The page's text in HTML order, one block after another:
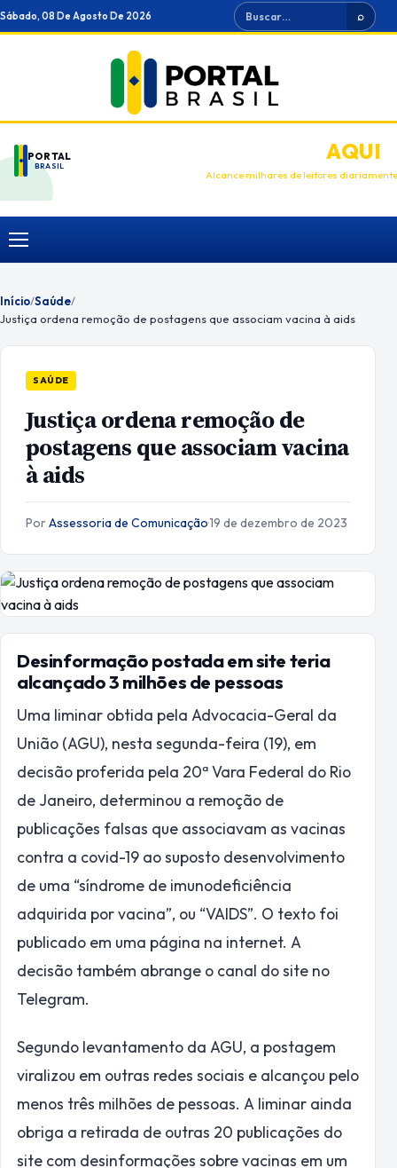
Ir
para
Sábado, 08 De Agosto De 2026 Buscar ⌕
PORTAL
BRASIL
ANUNCIEAQUI
Alcance milhares de leitores diariamente
Menu
Início/Saúde/
Justiça ordena remoção de postagens que associam vacina à aids
SAÚDE
Justiça ordena remoção de
postagens que associam vacina
à aids
PorAssessoria de Comunicação·19 de dezembro de 2023
Desinformação postada em site teria
alcançado 3 milhões de pessoas
Uma liminar obtida pela Advocacia-Geral da
União (AGU), nesta segunda-feira (19), em
decisão proferida pela 20ª Vara Federal do Rio
de Janeiro, determinou a remoção de
publicações falsas que associavam as vacinas
contra a covid-19 ao suposto desenvolvimento
de uma “síndrome de imunodeficiência
adquirida por vacina”, ou “VAIDS”. O texto foi
publicado em uma página na internet. A
decisão também abrange o canal do site no
Telegram.
Segundo levantamento da AGU, a postagem
viralizou em outras redes sociais e alcançou pelo
menos três milhões de pessoas. A liminar ainda
obriga a retirada de outras 20 publicações do
site com desinformações sobre vacinas em um